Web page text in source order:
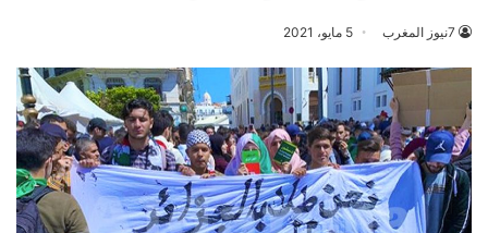
7نيوز المغرب 5 مايو، 2021